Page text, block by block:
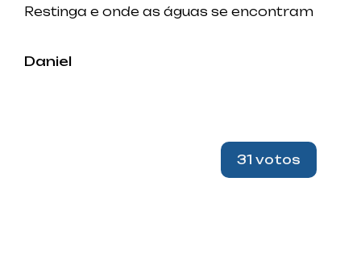
Restinga e onde as águas se encontram
Daniel
31 votos